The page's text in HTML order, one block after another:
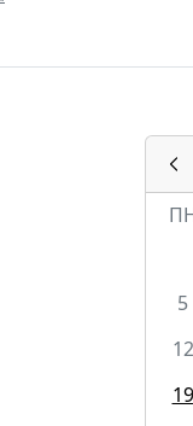
5
12
19